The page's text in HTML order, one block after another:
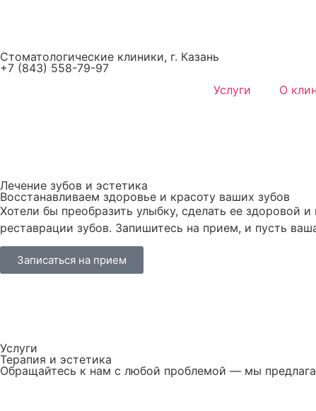
Стоматологические клиники, г. Казань
+7 (843) 558-79-97
Услуги
О
Лечение зубов и эстетика
Восстанавливаем здоровье и красоту ваших зубов
Хотели бы преобразить улыбку, сделать ее здоровой
реставрации зубов. Запишитесь на прием, и пусть
Записаться на прием
Услуги
Терапия и эстетика
Обращайтесь к нам с любой проблемой — мы